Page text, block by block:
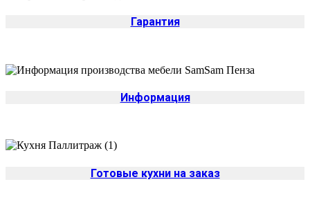
Гарантия
Информация
Готовые кухни на заказ